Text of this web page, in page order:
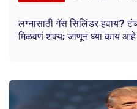
लग्नासाठी गॅस सिलिंडर हवाय?
मिळवणं शक्य; जाणून घ्या काय आहे